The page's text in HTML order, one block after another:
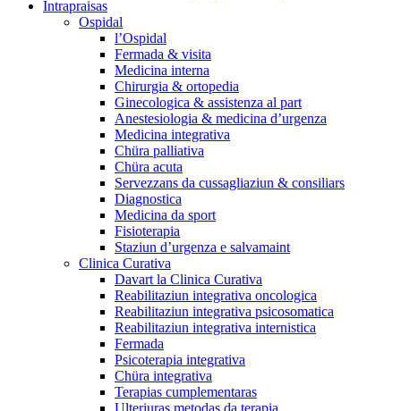
Intrapraisas
Ospidal
l’Ospidal
Fermada & visita
Medicina interna
Chirurgia & ortopedia
Ginecologica & assistenza al part
Anestesiologia & medicina d’urgenza
Medicina integrativa
Chüra palliativa
Chüra acuta
Servezzans da cussagliaziun & consiliars
Diagnostica
Medicina da sport
Fisioterapia
Staziun d’urgenza e salvamaint
Clinica Curativa
Davart la Clinica Curativa
Reabilitaziun integrativa oncologica
Reabilitaziun integrativa psicosomatica
Reabilitaziun integrativa internistica
Fermada
Psicoterapia integrativa
Chüra integrativa
Terapias cumplementaras
Ulteriuras metodas da terapia